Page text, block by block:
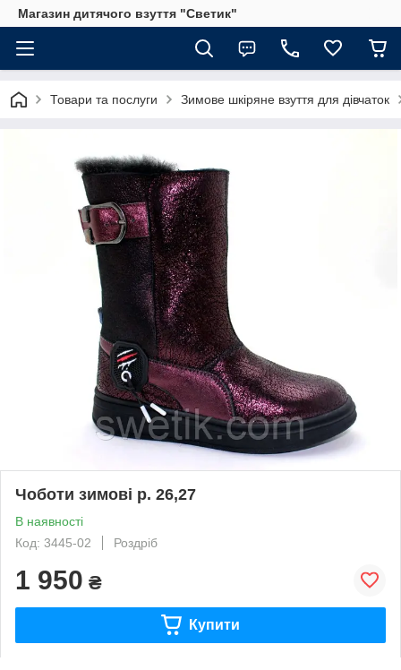
Магазин дитячого взуття "Светик"
Товари та послуги Зимове шкіряне взуття для дівчаток
Чоботи зимові р. 26,27
В наявності
Код: 3445-02
Роздріб
1 950 ₴
Купити